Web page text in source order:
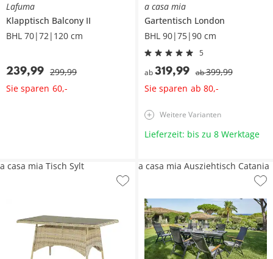
Lafuma
Klapptisch Balcony II
BHL 70|72|120 cm
239,99 299,99
Sie sparen 60,-
a casa mia
Gartentisch London
BHL 90|75|90 cm
5
ab 319,99 ab399,99
Sie sparen ab 80,-
Weitere Varianten
Lieferzeit: bis zu 8 Werktage
a casa mia Tisch Sylt a casa mia Ausziehtisch Catania